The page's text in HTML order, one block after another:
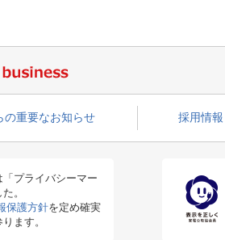
の重要なお知らせ 採用情報
プライバシーマー
。
保護方針を定め確実
ます。